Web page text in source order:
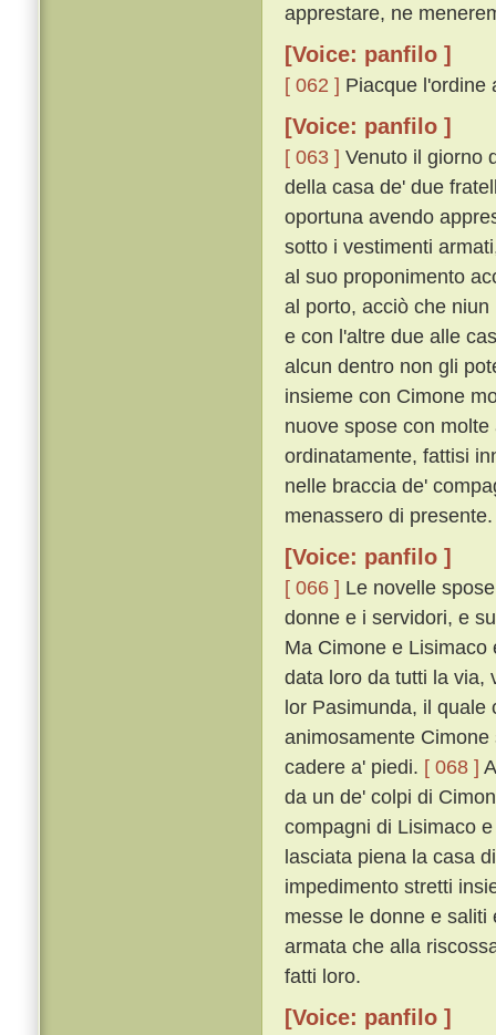
apprestare, ne
[Voice: panfilo ]
[ 062 ] Piacque l'ordine
[Voice: panfilo ]
[ 063 ] Venuto il giorno
della casa de' due
oportuna avendo
sotto i vestimenti
al suo proponimento
al porto, acciò che
e con l'altre due alle
alcun dentro non gli
insieme con Cimone
nuove spose con
ordinatamente, fattisi
nelle braccia de'
menassero di presente.
[Voice: panfilo ]
[ 066 ] Le novelle
donne e i servidori, e
Ma Cimone e
data loro da tutti la via,
lor Pasimunda, il quale
animosamente
cadere a' piedi. [ 068 ]
da un de' colpi di
compagni di Lisimaco
lasciata piena la casa
impedimento stretti
messe le donne e
armata che alla
fatti loro.
[Voice: panfilo ]